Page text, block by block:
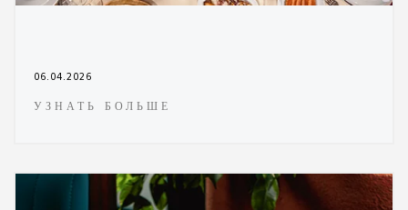
06.04.2026
УЗНАТЬ БОЛЬШЕ